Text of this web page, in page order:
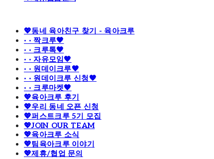
💖동네 육아친구 찾기 - 육아크루
· · 짝크루🧡
· · 크루톡🧡
· · 자유모임🧡
· · 원데이크루🧡
· · 원데이크루 신청🧡
· · 크루마켓🧡
💖육아크루 후기
💖우리 동네 오픈 신청
💖퍼스트크루 5기 모집
💖JOIN OUR TEAM
💖육아크루 소식
💖팀육아크루 이야기
💖제휴/협업 문의